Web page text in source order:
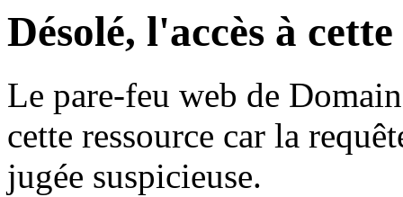
Désolé, l'accès à
Le pare-feu web de
cette ressource car la
jugée suspicieuse.